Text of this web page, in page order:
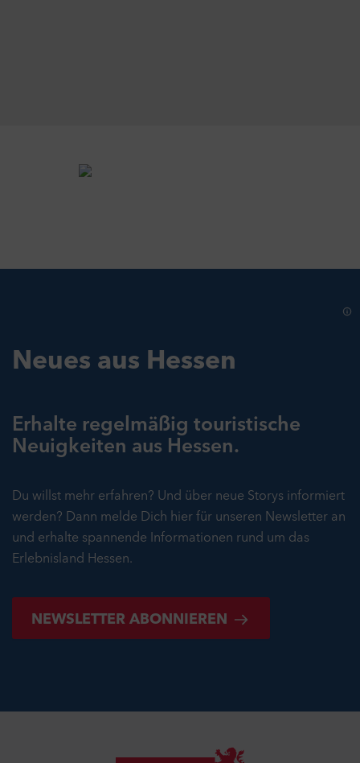
Neues aus Hessen
Erhalte regelmäßig touristische
Neuigkeiten aus Hessen.
Du willst mehr erfahren? Und über neue Storys informiert
werden? Dann melde Dich hier für unseren Newsletter an
und erhalte spannende Informationen rund um das
Erlebnisland Hessen.
NEWSLETTER ABONNIEREN